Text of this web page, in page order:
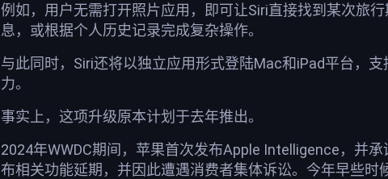
例如，用户无需打开照片应用，即可让Siri直接找到某次旅
息，或根据个人历史记录完成复杂操作。
与此同时，Siri还将以独立应用形式登陆Mac和iPad平台，
力。
事实上，这项升级原本计划于去年推出。
2024年WWDC期间，苹果首次发布Apple Intelligence，并
布相关功能延期，并因此遭遇消费者集体诉讼。今年早些时